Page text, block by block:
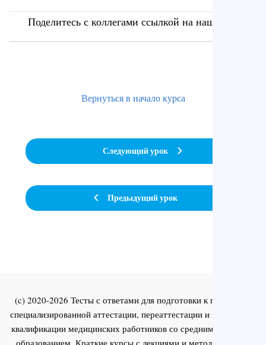
Поделитесь с коллегами ссылкой на наш сайт
Предыдущий урок
Вернуться в начало курса
Следующий урок
(c) 2020-2026 Тесты с ответами для подготовки к первичной
специализированной аттестации, переаттестации и повышения
квалификации медицинских работников со средним и высшим
образованием. Краткие курсы с лекциями и методическими